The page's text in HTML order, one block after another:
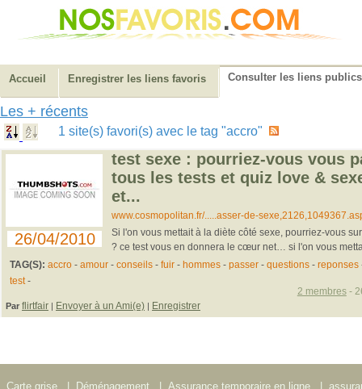
Accueil Enregistrer les liens favoris Consulter les liens publics
Les + récents
1 site(s) favori(s) avec le tag "accro"
26/04/2010
test sexe : pourriez-vous vous
tous les tests et quiz love &
et...
www.cosmopolitan.fr/.....asser-de-
Si l'on vous mettait à la diète côté sexe, pourriez-vous
? ce test vous en donnera le cœur net… si l'on vous
TAG(S): accro - amour - conseils - fuir - hommes - passer - questions - reponses
test -
Par flirtfair | Envoyer à un Ami(e) | Enregistrer
2 membres-
Carte grise Déménagement Assurance temporaire en ligne